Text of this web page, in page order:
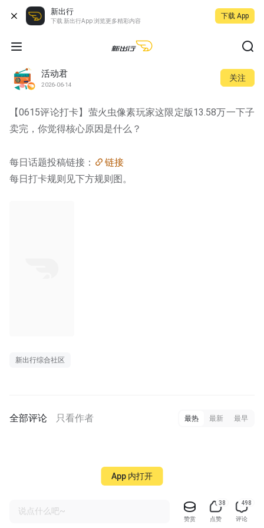
新出行
下载 新出行App 浏览更多精彩内容
下载 App
活动君
2026-06-14
关注
【0615评论打卡】萤火虫像素玩家这限定版13.58万一下子
卖完，你觉得核心原因是什么？
每日话题投稿链接：
链接
每日打卡规则见下方规则图。
新出行综合社区
全部评论 只看作者 最热 最新 最早
说点什么吧~
赞赏
38
点赞
498
评论
App 内打开